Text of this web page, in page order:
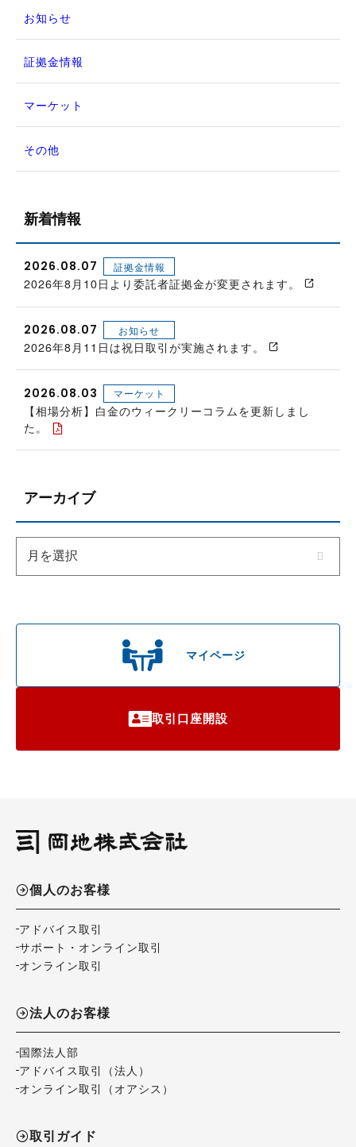
マイページ
取引口座開設
お知らせ
証拠金情報
マーケット
その他
新着情報
2026.08.07 証拠金情報
2026年8月10日より委託者証拠金が変更されます。
2026.08.07 お知らせ
2026年8月11日は祝日取引が実施されます。
2026.08.03 マーケット
【相場分析】白金のウィークリーコラムを更新しまし
た。
アーカイブ
個人のお客様
アドバイス取引
サポート・オンライン取引
オンライン取引
法人のお客様
国際法人部
アドバイス取引（法人）
オンライン取引（オアシス）
取引ガイド